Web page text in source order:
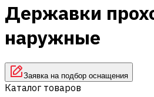
Державки
наружные
Заявка на подбор оснащения
Каталог товаров